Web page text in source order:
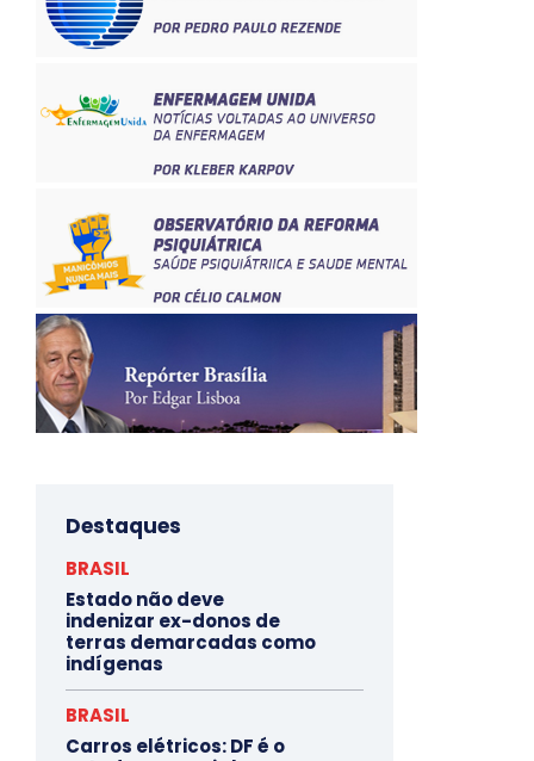
Destaques
BRASIL
Estado não deve
indenizar ex-donos de
terras demarcadas como
indígenas
BRASIL
Carros elétricos: DF é o